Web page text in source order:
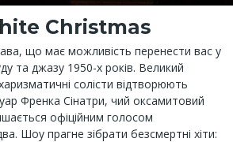
Christmas
що має можливість перенести вас у
та джазу 1950-х років. Великий
солісти відтворюють
Френка Сінатри, чий оксамитовий
офіційним голосом
Шоу прагне зібрати безсмертні хіти: